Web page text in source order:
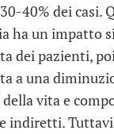
40% dei casi.
ha un impatto
dei pazienti,
a una
vita e
indiretti.